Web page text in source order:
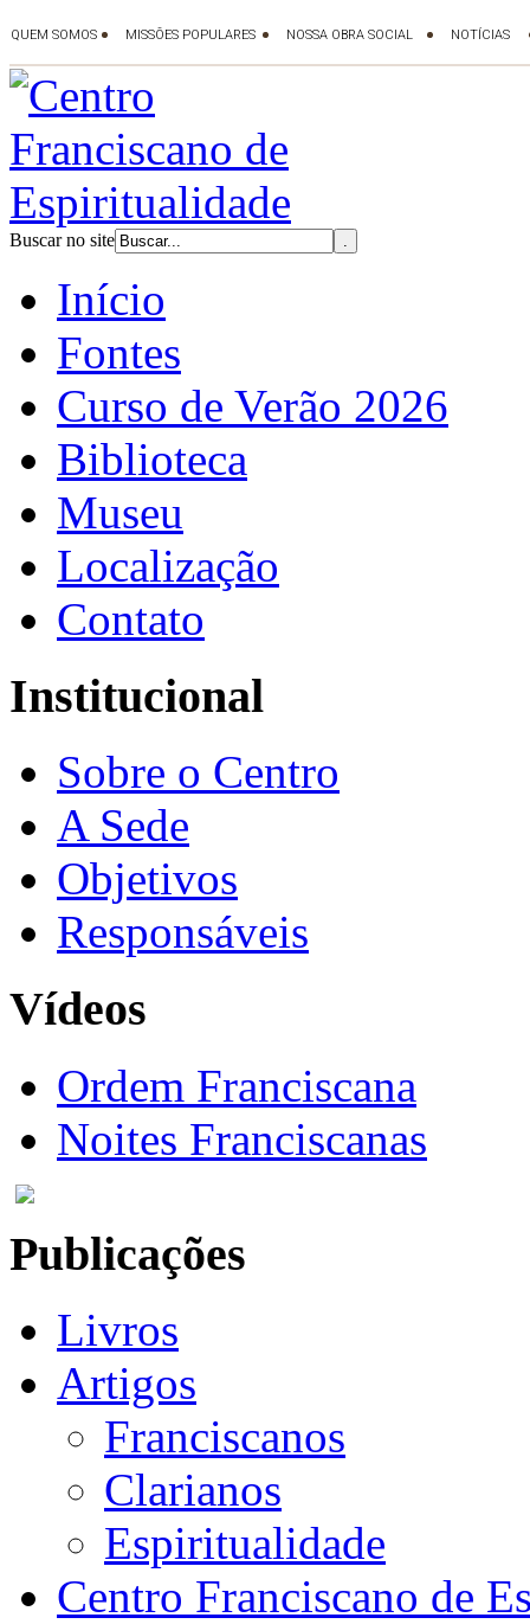
Buscar no site
Início
Fontes
Curso de Verão 2026
Biblioteca
Museu
Localização
Contato
Institucional
Sobre o Centro
A Sede
Objetivos
Responsáveis
Vídeos
Ordem Franciscana
Noites Franciscanas
Publicações
Livros
Artigos
Franciscanos
Clarianos
Espiritualidade
Centro Franciscano de